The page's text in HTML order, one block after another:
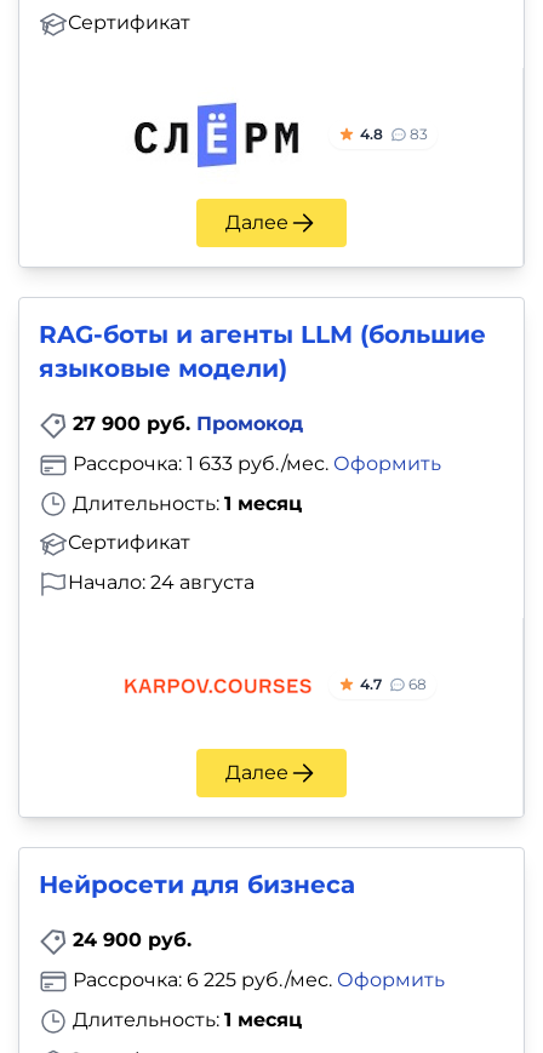
Сертификат
4.8 83
Далее
RAG-боты и агенты LLM (большие
языковые модели)
27 900 руб. Промокод
Длительность: 1 месяц
Сертификат
Рассрочка: 1 633 руб./мес. Оформить
Начало: 24 августа
4.7 68
Далее
Нейросети для бизнеса
24 900 руб.
Длительность: 1 месяц
Рассрочка: 6 225 руб./мес. Оформить